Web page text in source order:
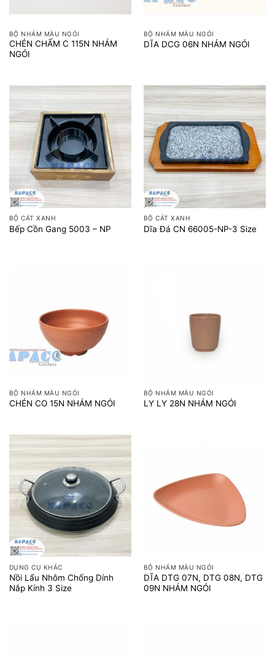
BỘ NHÁM MÀU NGÓI
CHÉN CHẤM C 115N NHÁM
NGÓI
BỘ NHÁM MÀU NGÓI
DĨA DCG 06N NHÁM NGÓI
BỘ CÁT XANH
Bếp Cồn Gang 5003 – NP
BỘ CÁT XANH
Dĩa Đá CN 66005-NP-3 Size
BỘ NHÁM MÀU NGÓI
CHÉN CO 15N NHÁM NGÓI
BỘ NHÁM MÀU NGÓI
LY LY 28N NHÁM NGÓI
DỤNG CỤ KHÁC
Nồi Lẩu Nhôm Chống Dính
Nắp Kính 3 Size
BỘ NHÁM MÀU NGÓI
DĨA DTG 07N, DTG 08N, DTG
09N NHÁM NGÓI